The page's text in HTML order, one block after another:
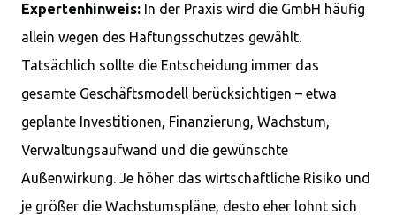
Expertenhinweis: In der Praxis wird die GmbH häufig
allein wegen des Haftungsschutzes gewählt.
Tatsächlich sollte die Entscheidung immer das
gesamte Geschäftsmodell berücksichtigen – etwa
geplante Investitionen, Finanzierung, Wachstum,
Verwaltungsaufwand und die gewünschte
Außenwirkung. Je höher das wirtschaftliche Risiko und
je größer die Wachstumspläne, desto eher lohnt sich